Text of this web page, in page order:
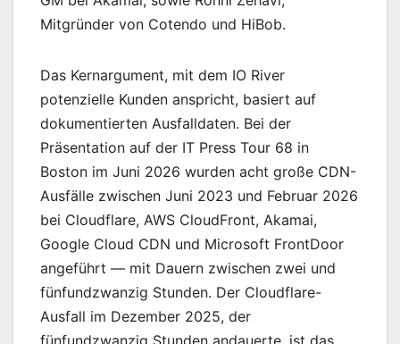
Mitgründer von Cotendo und HiBob.
Das Kernargument, mit dem IO River
potenzielle Kunden anspricht, basiert auf
dokumentierten Ausfalldaten. Bei der
Präsentation auf der IT Press Tour 68 in
Boston im Juni 2026 wurden acht große CDN-
Ausfälle zwischen Juni 2023 und Februar 2026
bei Cloudflare, AWS CloudFront, Akamai,
Google Cloud CDN und Microsoft FrontDoor
angeführt — mit Dauern zwischen zwei und
fünfundzwanzig Stunden. Der Cloudflare-
Ausfall im Dezember 2025, der